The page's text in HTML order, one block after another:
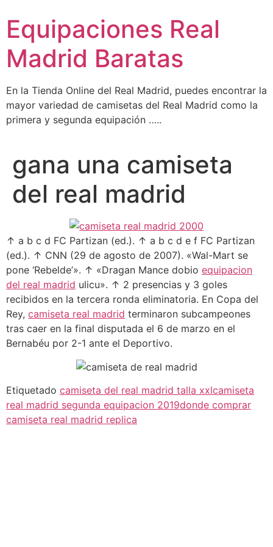
contenido
Equipaciones Real
Madrid Baratas
En la Tienda Online del Real Madrid, puedes encontrar la
mayor variedad de camisetas del Real Madrid como la
primera y segunda equipación …..
gana una camiseta
del real madrid
↑ a b c d FC Partizan (ed.). ↑ a b c d e f FC Partizan
(ed.). ↑ CNN (29 de agosto de 2007). «Wal-Mart se
pone ‘Rebelde’». ↑ «Dragan Mance dobio equipacion
del real madrid ulicu». ↑ 2 presencias y 3 goles
recibidos en la tercera ronda eliminatoria. En Copa del
Rey, camiseta real madrid terminaron subcampeones
tras caer en la final disputada el 6 de marzo en el
Bernabéu por 2-1 ante el Deportivo.
Etiquetado camiseta del real madrid talla xxlcamiseta
real madrid segunda equipacion 2019donde comprar
camiseta real madrid replica